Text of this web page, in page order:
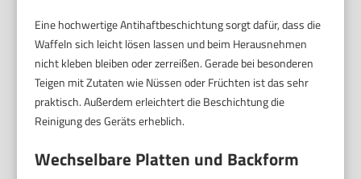
Eine hochwertige Antihaftbeschichtung sorgt dafür, dass die
Waffeln sich leicht lösen lassen und beim Herausnehmen
nicht kleben bleiben oder zerreißen. Gerade bei besonderen
Teigen mit Zutaten wie Nüssen oder Früchten ist das sehr
praktisch. Außerdem erleichtert die Beschichtung die
Reinigung des Geräts erheblich.
Wechselbare Platten und Backform